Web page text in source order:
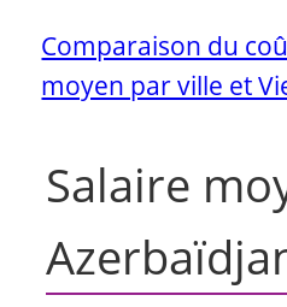
Comparaison du
moyen par ville et
Salaire